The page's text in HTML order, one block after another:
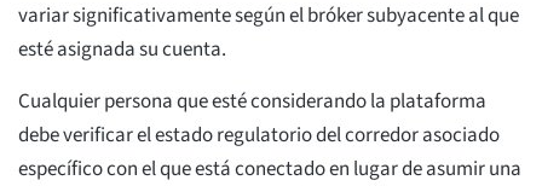
variar significativamente según el bróker subyacente al que
esté asignada su cuenta.
Cualquier persona que esté considerando la plataforma
debe verificar el estado regulatorio del corredor asociado
específico con el que está conectado en lugar de asumir una